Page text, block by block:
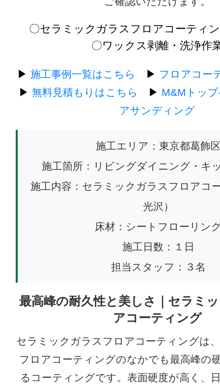
〇セラミックガラスフロアコーティ
〇ワックス剥離・洗浄作
▶ 施工事例一覧はこちら ▶ フロアコー
▶ 無料見積もりはこちら ▶ M&Mトッ
アサンディング
施工エリア：東京都葛飾
施工箇所：リビングダイニング・キ
施工内容：セラミックガラスフロアコ
光沢）
床材：シートフローリン
施工日数：１日
担当スタッフ：３名
最高峰の耐久性と美しさ｜セラミ
アコーティング
セラミックガラスフロアコーティングは
フロアコーティングのなかでも最高峰の
るコーティングです。表面硬度が高く、